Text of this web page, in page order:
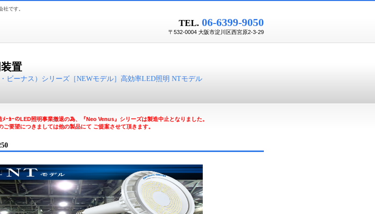
です。
TEL. 06-6399-9050
〒532-0004 大阪市淀川区西宮原2-3-29
置
・ビーナス）シリーズ［NEWモデル］高効率LED照明 NTモデル
ｰｶｰのLED照明事業撤退の為、『Neo Venus』シリーズは製造中止となりました。
ご要望につきましては他の製品にて ご提案させて頂きます。